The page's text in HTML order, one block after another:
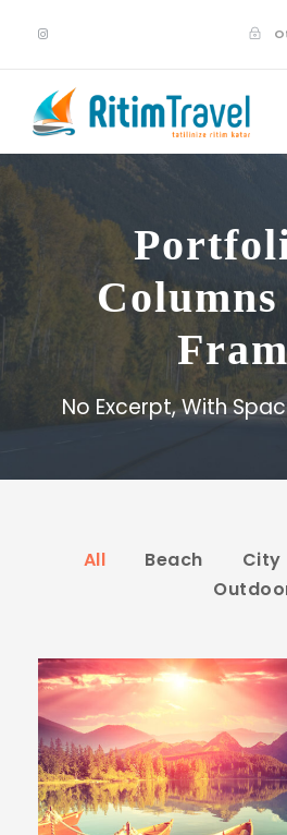
No Excerpt, With
All Beach City